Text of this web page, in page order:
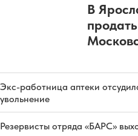
В
Экс-работница аптеки
увольнение
Резервисты отряда «БАРС»